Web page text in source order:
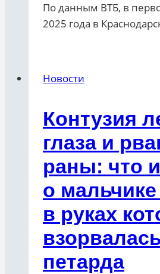
По данным ВТБ, в
2025 года в
Новости
Контузия
глаза и
раны: что
о
в руках
петарда